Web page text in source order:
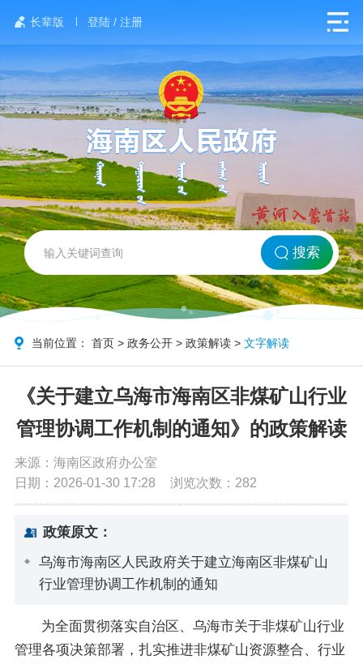
长辈版 登陆 / 注册
网站首页
北方海南
政务要闻
党务公开
政务公开
政务服务
互动交流
数据发布
搜索
当前位置：首页 >政务公开 >政策解读 >文字解读
《关于建立乌海市海南区非煤矿山行业
管理协调工作机制的通知》的政策解读
来源：海南区政府办公室
日期：2026-01-30 17:28
浏览次数： 282
政策原文：
乌海市海南区人民政府关于建立海南区非煤矿山
行业管理协调工作机制的通知
为全面贯彻落实自治区、乌海市关于非煤矿山行业
管理各项决策部署，扎实推进非煤矿山资源整合、行业